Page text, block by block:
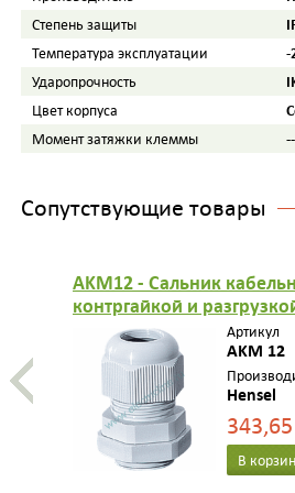
Степень защиты
Температура эксплуатации -
Ударопрочность
Цвет корпуса
Момент затяжки клеммы
Сопутствующие товары
AKM12 - Сальник
контргайкой и
натяжения, герметичная
3-6,5 мм, IP 65, M 12, цвет
серый
Артикул
AKM 12
Hensel
В